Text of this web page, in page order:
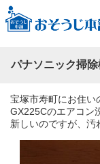
パナソニック掃
宝塚市寿町にお住い
GX225Cのエアコン
新しいのですが、汚